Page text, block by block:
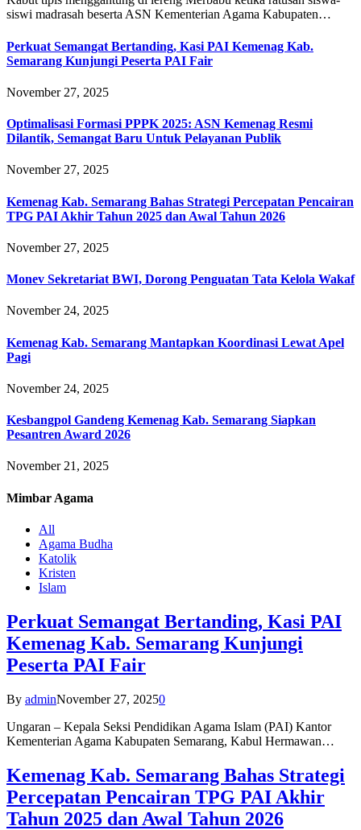
siswi madrasah beserta ASN Kementerian Agama Kabupaten…
Perkuat Semangat Bertanding, Kasi PAI Kemenag Kab.
Semarang Kunjungi Peserta PAI Fair
November 27, 2025
Optimalisasi Formasi PPPK 2025: ASN Kemenag Resmi
Dilantik, Semangat Baru Untuk Pelayanan Publik
November 27, 2025
Kemenag Kab. Semarang Bahas Strategi Percepatan Pencairan
TPG PAI Akhir Tahun 2025 dan Awal Tahun 2026
November 27, 2025
Monev Sekretariat BWI, Dorong Penguatan Tata Kelola Wakaf
November 24, 2025
Kemenag Kab. Semarang Mantapkan Koordinasi Lewat Apel
Pagi
November 24, 2025
Kesbangpol Gandeng Kemenag Kab. Semarang Siapkan
Pesantren Award 2026
November 21, 2025
Mimbar Agama
All
Agama Budha
Katolik
Kristen
Islam
Perkuat Semangat Bertanding, Kasi PAI
Kemenag Kab. Semarang Kunjungi
Peserta PAI Fair
By adminNovember 27, 20250
Ungaran – Kepala Seksi Pendidikan Agama Islam (PAI) Kantor
Kementerian Agama Kabupaten Semarang, Kabul Hermawan…
Kemenag Kab. Semarang Bahas Strategi
Percepatan Pencairan TPG PAI Akhir
Tahun 2025 dan Awal Tahun 2026